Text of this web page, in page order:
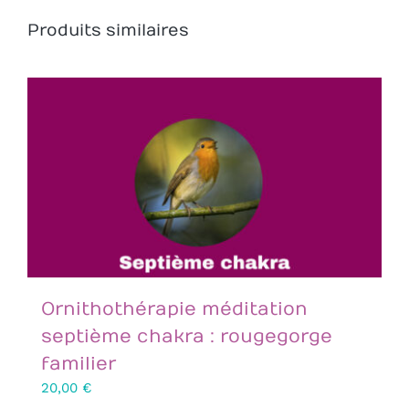
Produits similaires
Ornithothérapie méditation
septième chakra : rougegorge
familier
20,00 €